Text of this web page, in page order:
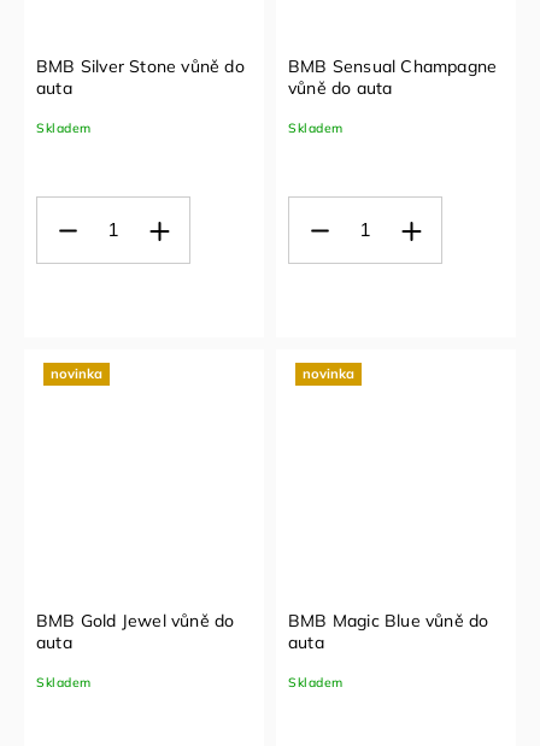
BMB Silver Stone vůně do
auta
Skladem
BMB Sensual Champagne
vůně do auta
Skladem
novinka
BMB Gold Jewel vůně do
auta
Skladem
novinka
BMB Magic Blue vůně do
auta
Skladem